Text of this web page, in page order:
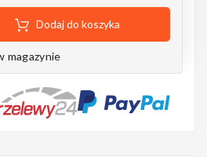
Dodaj do koszyka
magazynie